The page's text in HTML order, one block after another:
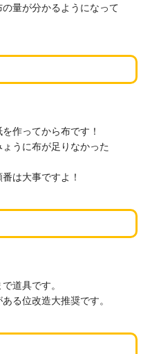
量が分かるようになって
作ってから布です！
うに布が足りなかった
は大事ですよ！
道具です。
る位改造大推奨です。